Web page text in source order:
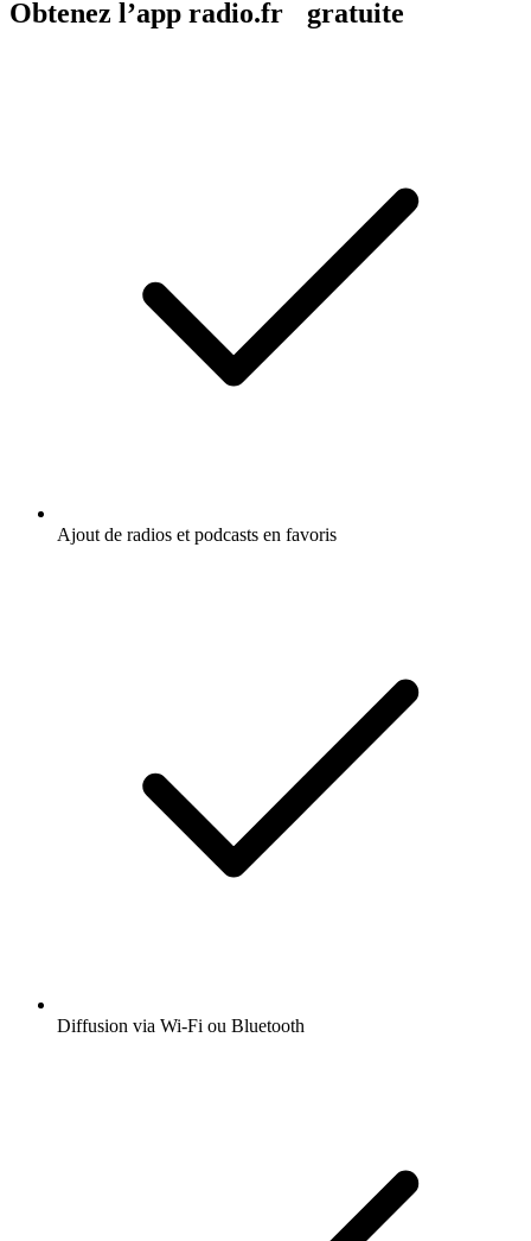
Obtenez l’app radio.fr gratuite
Ajout de radios et podcasts en favoris
Diffusion via Wi-Fi ou Bluetooth